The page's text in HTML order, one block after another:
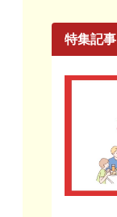
特集記事